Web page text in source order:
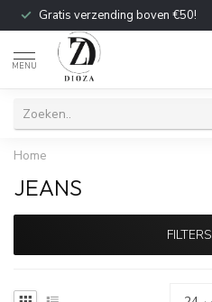
Gratis verzending boven €50!
MENU
Home
JEANS
FILTERS